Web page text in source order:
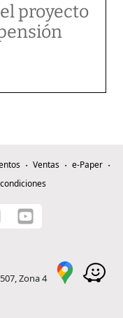
proyecto
Ventas
e-Paper
Zona 4